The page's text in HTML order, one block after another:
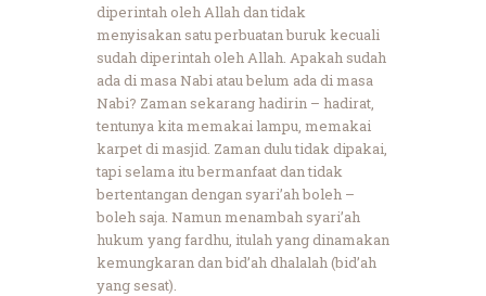
diperintah oleh Allah dan tidak
menyisakan satu perbuatan buruk kecuali
sudah diperintah oleh Allah. Apakah sudah
ada di masa Nabi atau belum ada di masa
Nabi? Zaman sekarang hadirin – hadirat,
tentunya kita memakai lampu, memakai
karpet di masjid. Zaman dulu tidak dipakai,
tapi selama itu bermanfaat dan tidak
bertentangan dengan syari’ah boleh –
boleh saja. Namun menambah syari’ah
hukum yang fardhu, itulah yang dinamakan
kemungkaran dan bid’ah dhalalah (bid’ah
yang sesat).